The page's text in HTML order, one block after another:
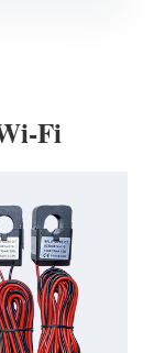
Fi